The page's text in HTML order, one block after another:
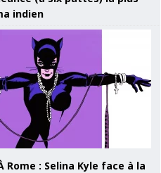
indien
Rome : Selina Kyle face à la